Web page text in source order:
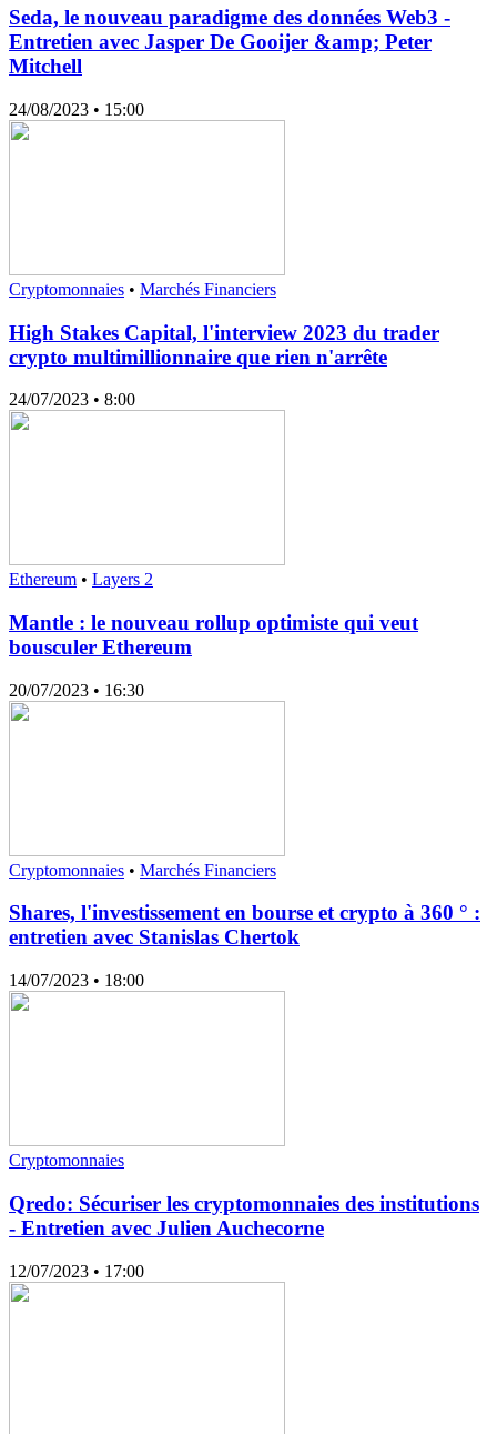
Seda, le nouveau paradigme des données Web3 -
Entretien avec Jasper De Gooijer &amp; Peter
Mitchell
24/08/2023 • 15:00
Cryptomonnaies • Marchés Financiers
High Stakes Capital, l'interview 2023 du trader
crypto multimillionnaire que rien n'arrête
24/07/2023 • 8:00
Ethereum • Layers 2
Mantle : le nouveau rollup optimiste qui veut
bousculer Ethereum
20/07/2023 • 16:30
Cryptomonnaies • Marchés Financiers
Shares, l'investissement en bourse et crypto à 360 ° :
entretien avec Stanislas Chertok
14/07/2023 • 18:00
Cryptomonnaies
Qredo: Sécuriser les cryptomonnaies des institutions
- Entretien avec Julien Auchecorne
12/07/2023 • 17:00